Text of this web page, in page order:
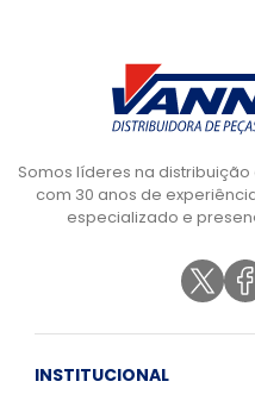
Somos líderes na
com 30 anos de
especializado e
INSTITUCIONAL